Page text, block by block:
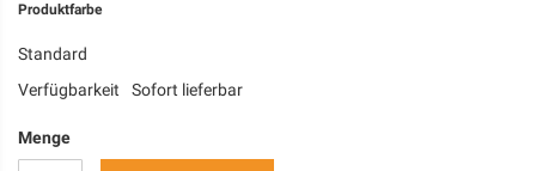
Produktfarbe
Standard
Verfügbarkeit
Sofort lieferbar
Menge